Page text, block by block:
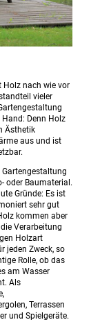
Holz nach wie vor
vieler
Denn Holz
Ästhetik
aus und ist
Gartengestaltung
oder Baumaterial.
Gründe: Es ist
sehr gut
kommen aber
Verarbeitung
Holzart
jeden Zweck, so
Rolle, ob das
am Wasser
Als
Terrassen
und Spielgeräte.